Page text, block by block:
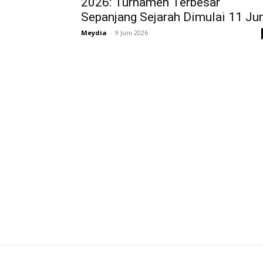
Sepanjang Sejarah Dimulai 11
Meydia - 9 Juni 2026